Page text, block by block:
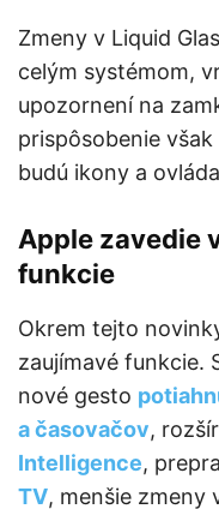
Zmeny v Liquid
celým systémom,
upozornení na
prispôsobenie
budú ikony a
Apple zavedie
funkcie
Okrem tejto
zaujímavé funkcie.
nové gesto
a časovačov,
Intelligence,
TV, menšie zmeny